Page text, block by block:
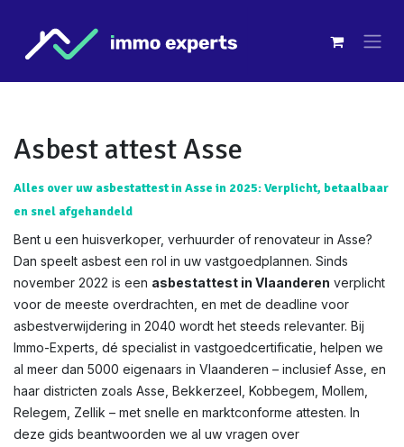
Asbest attest Asse
Alles over uw asbestattest in Asse in 2025: Verplicht, betaalbaar
en snel afgehandeld
Bent u een huisverkoper, verhuurder of renovateur in Asse?
Dan speelt asbest een rol in uw vastgoedplannen. Sinds
november 2022 is een asbestattest in Vlaanderen verplicht
voor de meeste overdrachten, en met de deadline voor
asbestverwijdering in 2040 wordt het steeds relevanter. Bij
Immo-Experts, dé specialist in vastgoedcertificatie, helpen we
al meer dan 5000 eigenaars in Vlaanderen – inclusief Asse, en
haar districten zoals Asse, Bekkerzeel, Kobbegem, Mollem,
Relegem, Zellik – met snelle en marktconforme attesten. In
deze gids beantwoorden we al uw vragen over